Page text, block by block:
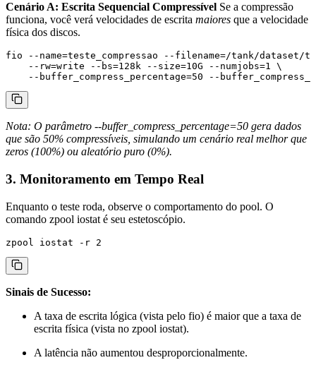
Cenário A: Escrita Sequencial Compressível Se a compressão
funciona, você verá velocidades de escrita maiores que a velocidade
física dos discos.
fio --name=teste_compressao --filename=/tank/
    --rw=write --bs=128k --size=10G --numjobs=1 \
Nota: O parâmetro --buffer_compress_percentage=50 gera dados
que são 50% compressíveis, simulando um cenário real melhor que
zeros (100%) ou aleatório puro (0%).
3. Monitoramento em Tempo Real
Enquanto o teste roda, observe o comportamento do pool. O
comando zpool iostat é seu estetoscópio.
Sinais de Sucesso:
A taxa de escrita lógica (vista pelo fio) é maior que a taxa de
escrita física (vista no zpool iostat).
A latência não aumentou desproporcionalmente.